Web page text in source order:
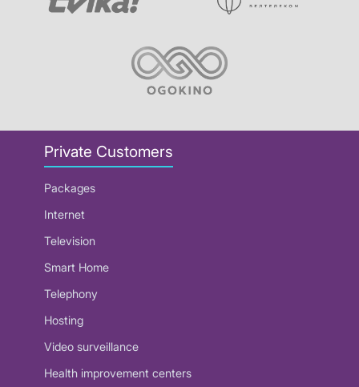
Private Customers
Packages
Internet
Television
Smart Home
Telephony
Hosting
Video surveillance
Health improvement centers